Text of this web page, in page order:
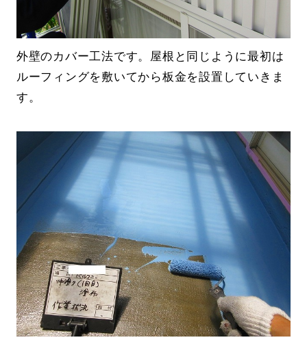
外壁のカバー工法です。屋根と同じように最初は
ルーフィングを敷いてから板金を設置していきま
す。